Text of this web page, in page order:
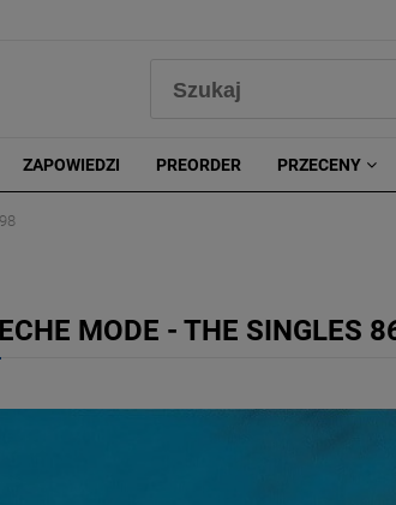
ZAPOWIEDZI PREORDER PRZECENY
MODE - THE SINGLES